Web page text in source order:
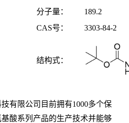
分子量：
189.2
CAS号： 3303-84-2
结构式：
有限公司目前拥有1000多个保
酸系列产品的生产技术并能够